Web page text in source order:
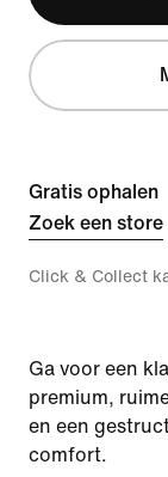
Gratis ophalen
Zoek een store
Click & Collect
Ga voor een
premium,
en een
comfort.